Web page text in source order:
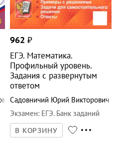
962₽
ЕГЭ. Математика.
Профильный уровень.
Задания с развернутым
ответом
Садовничий Юрий Викторович
Экзамен: ЕГЭ. Банк заданий
В КОРЗИНУ